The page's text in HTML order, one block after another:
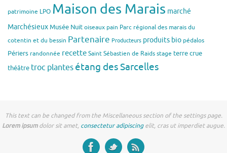
patrimoine LPO Maison des Marais marché
MarchésieuxMusée Nuitoiseaux pain Parc régional des marais du
cotentin et du bessin Partenaire Producteurs produits bio pédalos
Périers randonnée recetteSaint Sébastien de Raidsstage terre crue
théâtre troc plantes étang des Sarcelles
This text can be changed from the Miscellaneous section of the settings page.
Lorem ipsumdolor sit amet, consectetur adipiscingelit, cras ut imperdiet augue.